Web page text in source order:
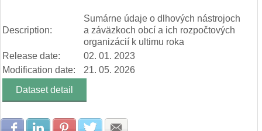
Description:
Sumárne údaje o dlhových nástrojoch
a záväzkoch obcí a ich rozpočtových
organizácií k ultimu roka
Release date:
02. 01. 2023
Modification date:
21. 05. 2026
Dataset detail
Share with Facebook
Share with LinkedIn
Share with Pinterest
Share with Twitter